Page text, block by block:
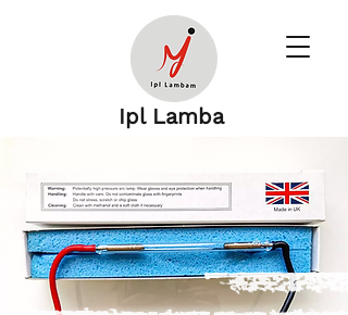
Ipl Lamba